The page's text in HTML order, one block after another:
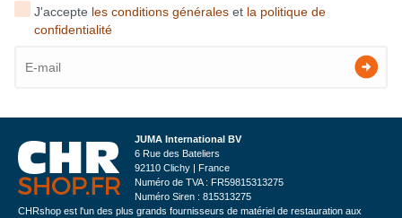
J'accepte les conditions générales et la politique de
confidentialité
JUMA International BV
6 Rue des Bateliers
92110 Clichy | France
Numéro de TVA : FR59815313275
Numéro Siren : 815313275
CHRshop est l'un des plus grands fournisseurs de matériel de restauration aux